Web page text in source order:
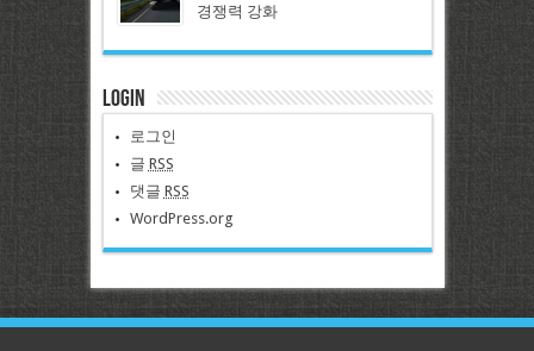
경쟁력 강화
Login
로그인
글 RSS
댓글 RSS
WordPress.org